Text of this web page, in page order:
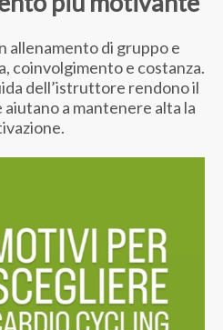
allenamento di gruppo e
coinvolgimento e costanza.
dell’istruttore rendono il
a mantenere alta la